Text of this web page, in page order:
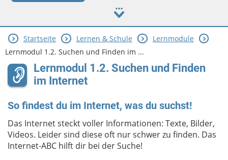
Hobby & Freizeit
Spiel & Spaß
Mitreden & Mitmachen
Startseite Lernen & Schule
Lernmodule
Lernmodul 1.2. Suchen und Finden im ...
Lernmodul 1.2. Suchen und Finden
im Internet
So findest du im Internet, was du suchst!
Das Internet steckt voller Informationen: Texte, Bilder,
Videos. Leider sind diese oft nur schwer zu finden. Das
Internet-ABC hilft dir bei der Suche!